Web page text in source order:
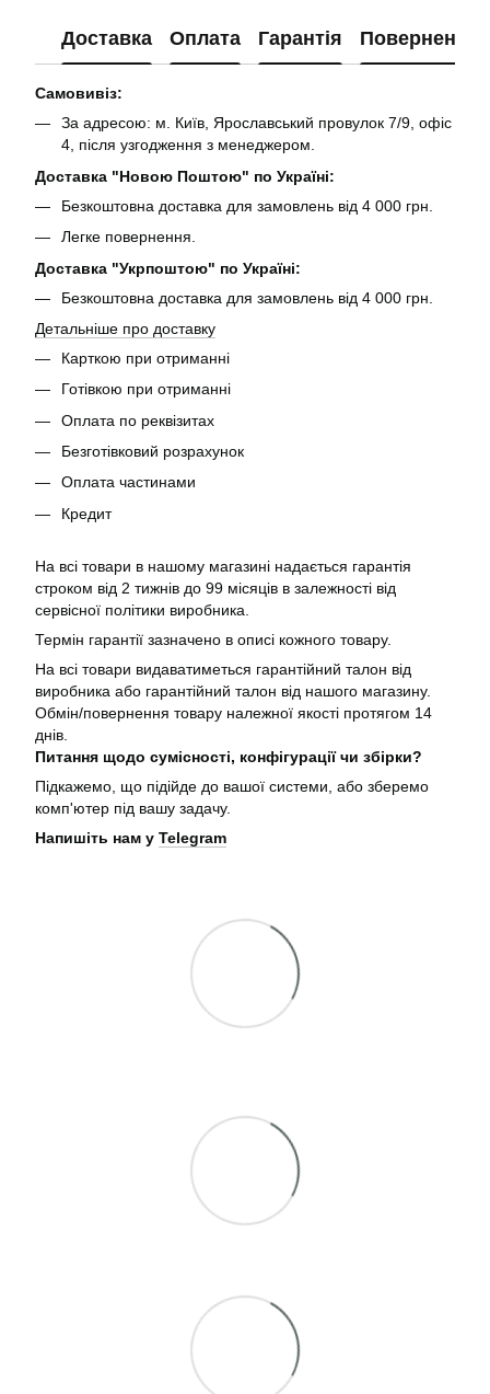
Доставка Оплата Гарантія Повернення
Самовивіз:
За адресою: м. Київ, Ярославський провулок 7/9, офіс
4, після узгодження з менеджером.
Доставка "Новою Поштою" по Україні:
Безкоштовна доставка для замовлень від 4 000 грн.
Легке повернення.
Доставка "Укрпоштою" по Україні:
Безкоштовна доставка для замовлень від 4 000 грн.
Детальніше про доставку
Карткою при отриманні
Готівкою при отриманні
Оплата по реквізитах
Безготівковий розрахунок
Оплата частинами
Кредит
На всі товари в нашому магазині надається гарантія
строком від 2 тижнів до 99 місяців в залежності від
сервісної політики виробника.
Термін гарантії зазначено в описі кожного товару.
На всі товари видаватиметься гарантійний талон від
виробника або гарантійний талон від нашого магазину.
Обмін/повернення товару належної якості протягом 14
днів.
Питання щодо сумісності, конфігурації чи збірки?
Підкажемо, що підійде до вашої системи, або зберемо
комп'ютер під вашу задачу.
Напишіть нам у Telegram